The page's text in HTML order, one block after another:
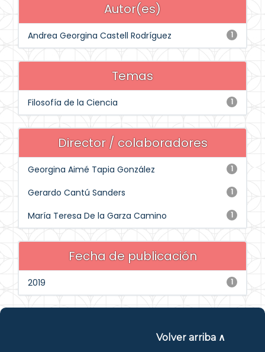
Autor(es)
1
Andrea Georgina Castell Rodríguez
Temas
1
Filosofía de la Ciencia
Director / colaboradores
1
Georgina Aimé Tapia González
1
Gerardo Cantú Sanders
1
María Teresa De la Garza Camino
Fecha de publicación
1
2019
Volver arriba ∧